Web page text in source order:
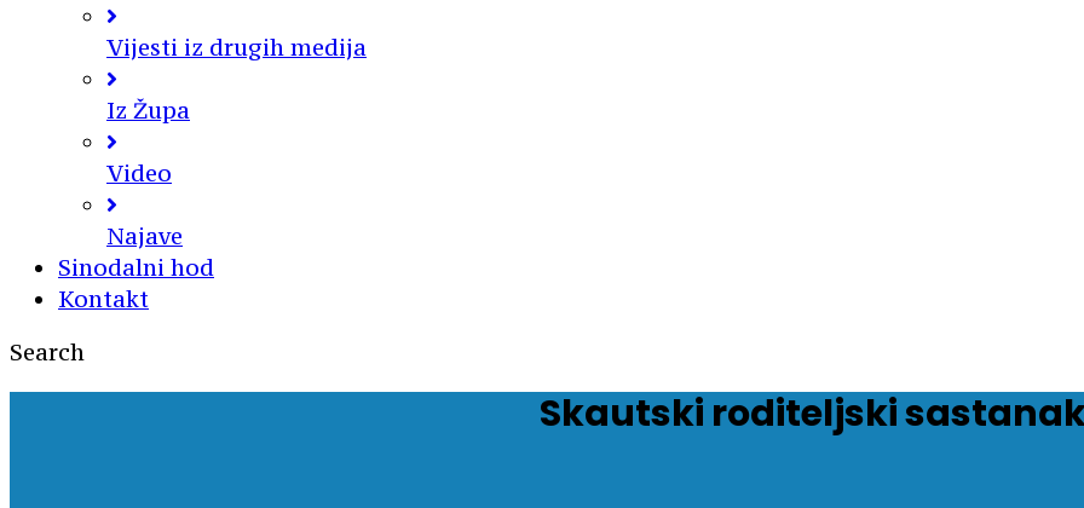
Vijesti iz drugih medija
Iz Župa
Video
Najave
Sinodalni hod
Kontakt
Search
Skautski roditeljski